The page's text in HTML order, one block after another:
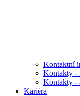
Kontaktní
Kontakty -
Kontakty -
Kariéra